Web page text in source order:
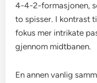
4-4-2-formasjonen,
to spisser. I kontrast
fokus mer intrikate
gjennom midtbanen.
En annen vanlig